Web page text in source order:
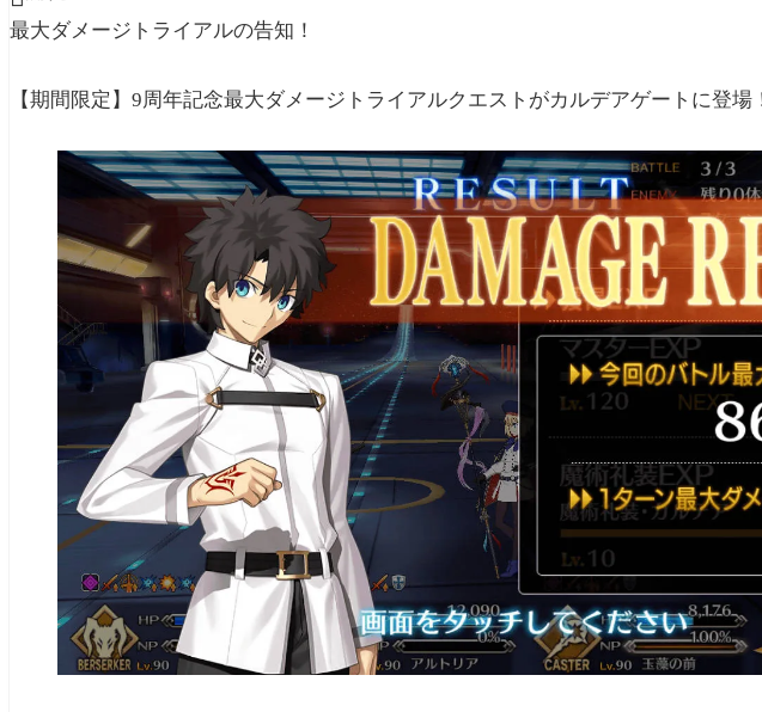
最大ダメージトライアルの告知！
【期間限定】9周年記念最大ダメージトライアルクエストがカルデアゲートに登場